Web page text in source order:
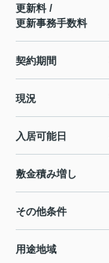
更新料 /
更新事務手数料
契約期間
現況
入居可能日
敷金積み増し
その他条件
用途地域